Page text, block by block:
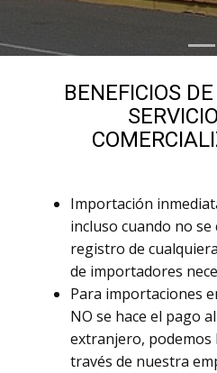
BENEFICIOS
Importación
incluso cuando no
registro de
de importadores
Para importaciones
NO se hace el pago
extranjero, podemos
través de nuestra